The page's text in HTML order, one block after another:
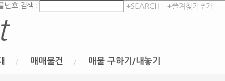
번호 검색 : +SEARCH +즐겨찾기추가
매매물건 매물 구하기/내놓기